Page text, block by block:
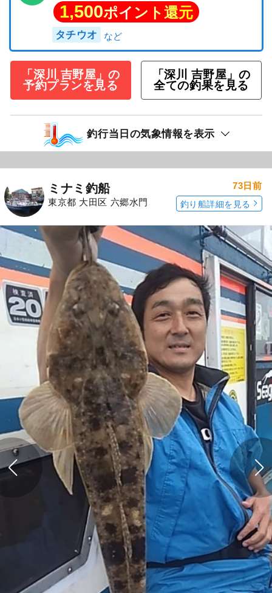
1,500ポイント還元
タチウオ
「深川 吉野屋」の
予約プランを見る
「深川 吉野屋」の
全ての釣果を見る
釣行当日の気象情報を表示
ミナミ釣船
東京都 大田区 六郷水門
73日前
釣り船詳細を見る